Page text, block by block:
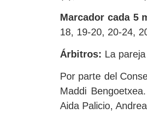
Marcador cada 5
18, 19-20, 20-24,
Árbitros: La
Por parte del
Maddi
Aida Palicio,